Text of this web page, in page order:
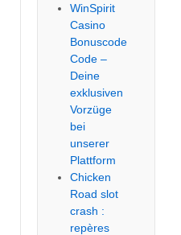
WinSpirit
Casino
Bonuscode
Code –
Deine
exklusiven
Vorzüge
bei
unserer
Plattform
Chicken
Road slot
crash :
repères